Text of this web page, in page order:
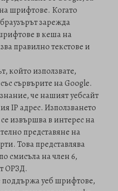
шрифтове. Когато
зарежда
в кеша на
правилно текстове и
който използвате,
сървърите на Google.
че нашият уебсайт
IP адрес. Използването
извършва в интерес на
представяне на
Това представлява
смисъла на член 6,
ОРЗД.
поддържа уеб шрифтове,